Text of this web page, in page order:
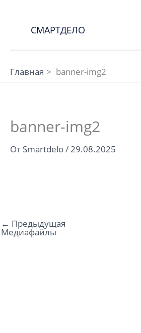
содержимому
СМАРТДЕЛО
Главная banner-img2
banner-img2
От Smartdelo/29.08.2025
← Предыдущая
Медиафайлы